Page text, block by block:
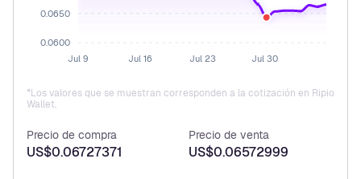
0.0650
0.0600
Jul 9
Jul 16 Jul 23 Jul 30
*Los valores que se muestran corresponden a la cotización en Ripio
Wallet.
Precio de compra
US$0.06727371
Precio de venta
US$0.06572999